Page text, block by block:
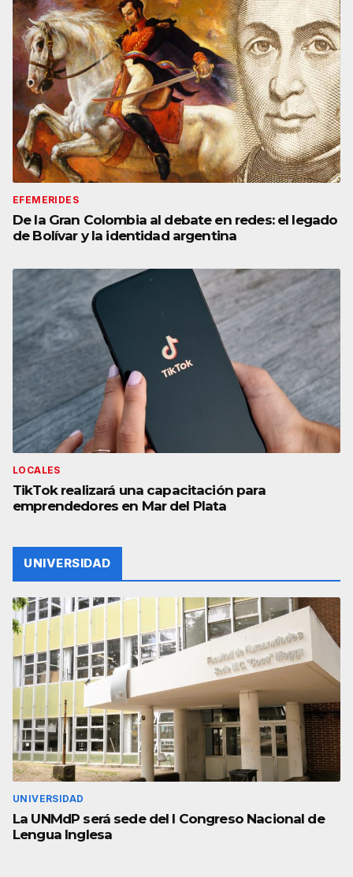
EFEMERIDES
De la Gran Colombia al debate en redes: el legado
de Bolívar y la identidad argentina
LOCALES
TikTok realizará una capacitación para
emprendedores en Mar del Plata
UNIVERSIDAD
UNIVERSIDAD
La UNMdP será sede del I Congreso Nacional de
Lengua Inglesa